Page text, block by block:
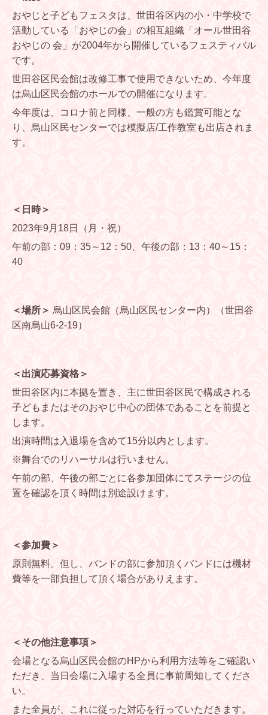
おやじと子どもフェスタは、世田谷区内の小・中学校で
活動している「おやじの会」の相互組織「オール世田谷
おやじの 会」が2004年から開催しているフェスティバル
です。
世田谷区民会館は改修工事で使用できないため、今年度
は烏山区民会館のホールでの開催になります。
今年度は、コロナ前と同様、一般の方も鑑賞可能とな
り、烏山区民センターでは模擬店/工作教室 も出店されま
す。
＜日時＞
2023年9月18日（月・祝）
午前の部：09：35～12：50、午後の部：13：40～15：
40
＜場所＞ 烏山区民会館（烏山区民センター内）（世田谷
区南烏山6-2-19）
＜出演応募資格＞
世田谷区内に本拠を置き、主に世田谷区民で構成される
子どもまたはそのおやじ中心の団体であることを前提と
します。
出演時間は入退場を含めて15分以内とします。
※舞台でのリハーサルは行いません。
午前の部、午後の部ごとに各参加団体にてステージの位
置を確認を頂く時間は別途設けます。
＜参加費＞
原則無料。但し、バンドの部に参加頂くバンドには機材
費等を一部負担して頂く場合がありえます。
＜その他注意事項＞
会場となる烏山区民会館のHPから利用方法等をご確認い
ただき、当日会場に入場する全員に事前周知してくださ
い。
また全員が、これに従った対応を行っていただきます。